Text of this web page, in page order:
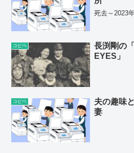
死去～2023
コピペ
長渕剛の
EYES」
コピペ
夫の趣味
妻